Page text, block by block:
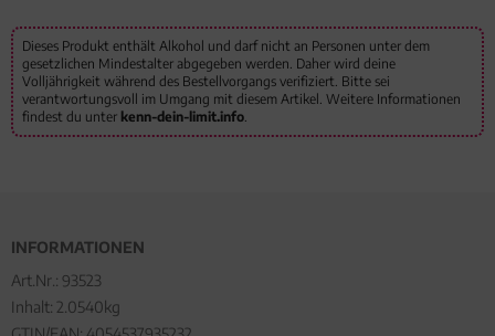
Dieses Produkt enthält Alkohol und darf nicht an Personen unter dem
gesetzlichen Mindestalter abgegeben werden. Daher wird deine
Volljährigkeit während des Bestellvorgangs verifiziert. Bitte sei
verantwortungsvoll im Umgang mit diesem Artikel. Weitere Informationen
findest du unter kenn-dein-limit.info.
INFORMATIONEN
Art.Nr.: 93523
Inhalt: 2.0540kg